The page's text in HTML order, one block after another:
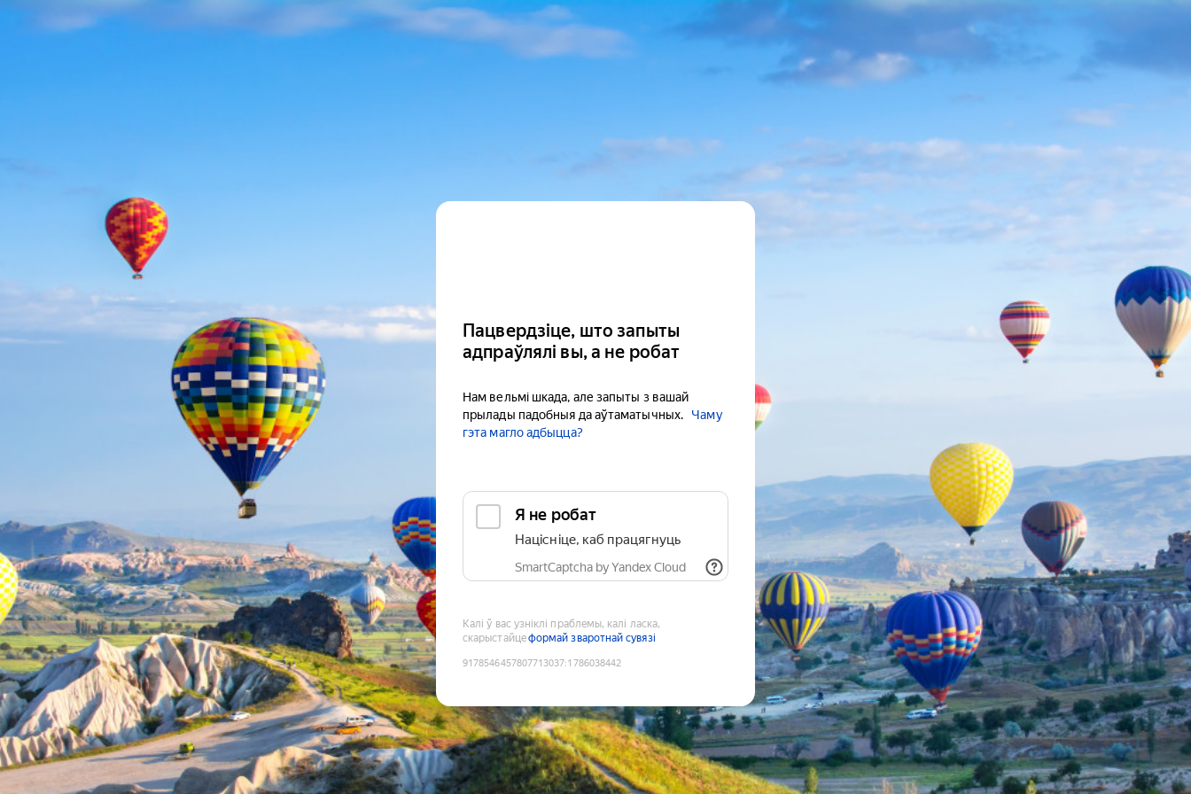
Пацвердзіце, што запыты
адпраўлялі вы, а не робат
Нам вельмі шкада, але запыты з вашай
прылады падобныя да аўтаматычных.
Чаму
гэта магло адбыцца?
Я не робат
Націсніце, каб працягнуць
SmartCaptcha by Yandex Cloud
Калі ў вас узніклі праблемы, калі ласка,
скарыстайцеформай зваротнай сувязі
9178546457807713037:1786038442